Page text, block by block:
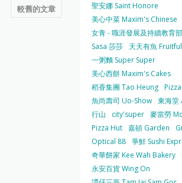
較舊的文章
聖安娜 Saint Honore
美心中菜 Maxim's Chinese
女青 - 職涯發展及持續教育
Sasa 莎莎
天天有魚
一粥麵 Super Super
美心西餅 Maxim's Cakes
稻香集團 Tao Heung
魚尚壽司 Uo-Show 東海堂
行山
city'super 麥當勞
Pizza Hut 嘉頓 Garden
Optical 88 爭鮮 Sushi
奇華餅家 Kee Wah Bakery
永安百貨 Wing On